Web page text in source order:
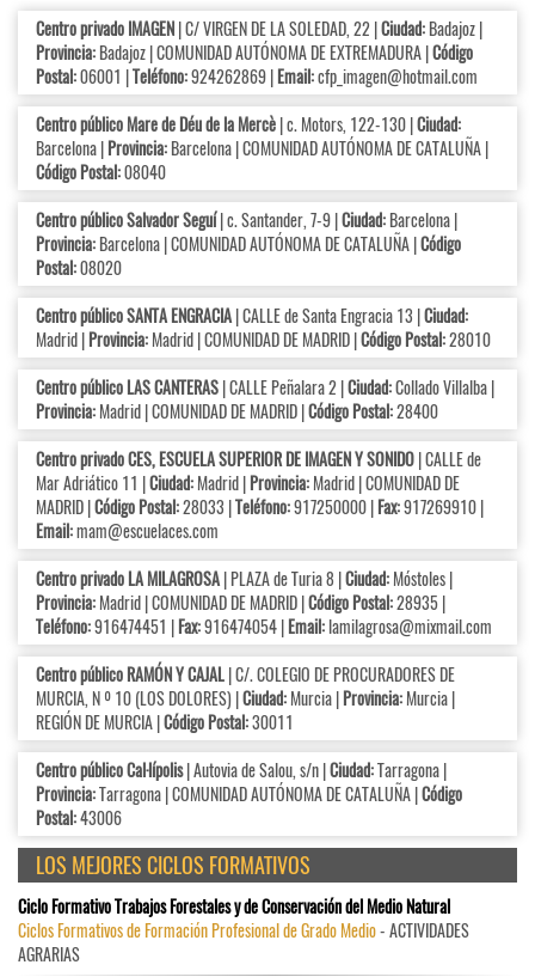
Centro privado IMAGEN| C/ VIRGEN DE LA SOLEDAD, 22 |Ciudad:Badajoz |
Provincia:Badajoz | COMUNIDAD AUTÓNOMA DE EXTREMADURA |Código
Postal:06001 |Teléfono:924262869 |Email:cfp_imagen@hotmail.com
Centro público Mare de Déu de la Mercè| c. Motors, 122-130 |Ciudad:
Barcelona |Provincia:Barcelona | COMUNIDAD AUTÓNOMA DE CATALUÑA |
Código Postal:08040
Centro público Salvador Seguí| c. Santander, 7-9 |Ciudad:Barcelona |
Provincia:Barcelona | COMUNIDAD AUTÓNOMA DE CATALUÑA |Código
Postal:08020
Centro público SANTA ENGRACIA| CALLE de Santa Engracia 13 |Ciudad:
Madrid |Provincia:Madrid | COMUNIDAD DE MADRID |Código Postal:28010
Centro público LAS CANTERAS| CALLE Peñalara 2 |Ciudad:Collado Villalba |
Provincia:Madrid | COMUNIDAD DE MADRID |Código Postal:28400
Centro privado CES, ESCUELA SUPERIOR DE IMAGEN Y SONIDO| CALLE de
Mar Adriático 11 |Ciudad:Madrid |Provincia:Madrid | COMUNIDAD DE
MADRID |Código Postal:28033 |Teléfono:917250000 |Fax:917269910 |
Email:mam@escuelaces.com
Centro privado LA MILAGROSA| PLAZA de Turia 8 |Ciudad:Móstoles |
Provincia:Madrid | COMUNIDAD DE MADRID |Código Postal:28935 |
Teléfono:916474451 |Fax:916474054 |Email:lamilagrosa@mixmail.com
Centro público RAMÓN Y CAJAL| C/. COLEGIO DE PROCURADORES DE
MURCIA, N º 10 (LOS DOLORES) |Ciudad:Murcia |Provincia:Murcia |
REGIÓN DE MURCIA |Código Postal:30011
Centro público Cal·lípolis| Autovia de Salou, s/n |Ciudad:Tarragona |
Provincia:Tarragona | COMUNIDAD AUTÓNOMA DE CATALUÑA |Código
Postal:43006
LOS MEJORES CICLOS FORMATIVOS
Ciclo Formativo Trabajos Forestales y de Conservación del Medio Natural
Ciclos Formativos de Formación Profesional de Grado Medio- ACTIVIDADES
AGRARIAS